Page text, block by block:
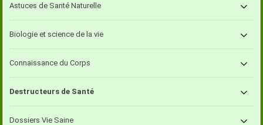
Astuces de Santé Naturelle
Biologie et science de la vie
Connaissance du Corps
Destructeurs de Santé
Dossiers Vie Saine